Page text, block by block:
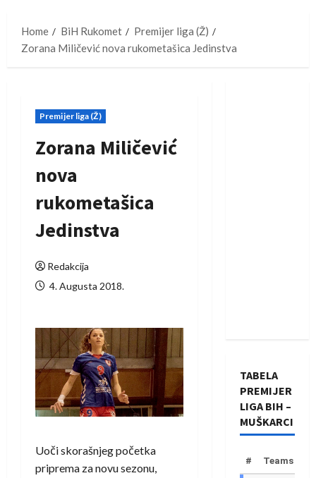
Home
BiH Rukomet
Premijer liga (Ž)
Zorana Miličević nova rukometašica Jedinstva
Premijer liga (Ž)
Zorana Miličević
nova
rukometašica
Jedinstva
Redakcija
4. Augusta 2018.
Uoči skorašnjeg početka
priprema za novu sezonu,
TABELA
PREMIJER
LIGA BIH –
MUŠKARCI
# Teams